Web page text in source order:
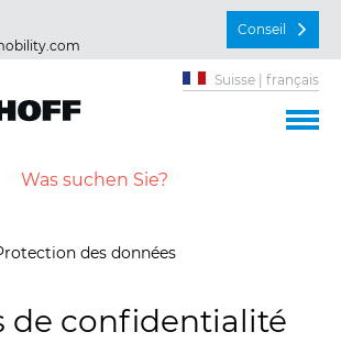
Conseil
Suisse | français
des données
de confidentialité